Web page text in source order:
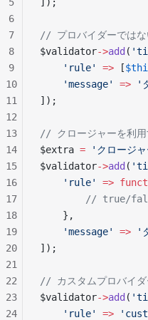
// プロバイダーではな
$validator->add (
    'rule'
=> [
    'message'
=> '
]);
// クロージャーを利用
$extra = 'クロージャ
$validator->add (
    'rule'
=>
// true/
    },
    'message'
=> '
]);
// カスタムプロバイダ
$validator->add (
    'rule'
=>
6
7
8
9
10
11
12
13
14
15
16
17
18
19
20
21
22
23
24